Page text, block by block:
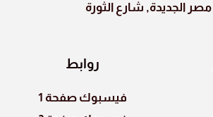
مصر الجديدة, شارع الثورة
روابط
فيسبوك صفحة 1